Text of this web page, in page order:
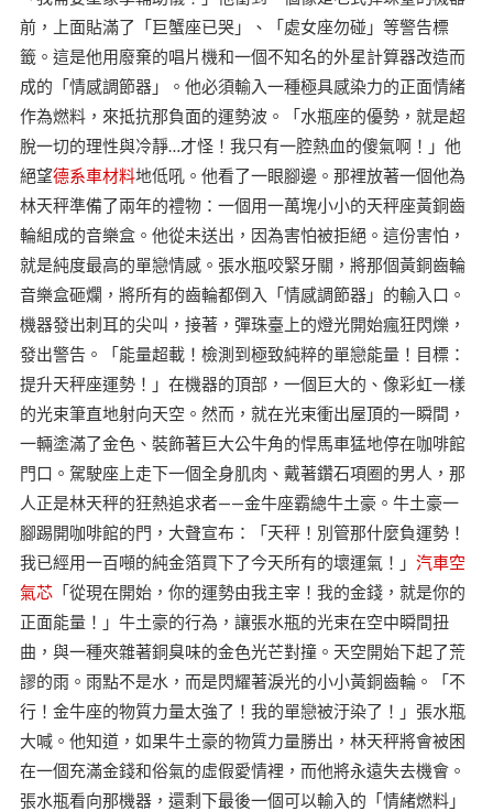
前，上面貼滿了「巨蟹座已哭」、「處女座勿碰」等警告標
籤。這是他用廢棄的唱片機和一個不知名的外星計算器改造而
成的「情感調節器」。他必須輸入一種極具感染力的正面情緒
作為燃料，來抵抗那負面的運勢波。「水瓶座的優勢，就是超
脫一切的理性與冷靜…才怪！我只有一腔熱血的傻氣啊！」他
絕望德系車材料地低吼。他看了一眼腳邊。那裡放著一個他為
林天秤準備了兩年的禮物：一個用一萬塊小小的天秤座黃銅齒
輪組成的音樂盒。他從未送出，因為害怕被拒絕。這份害怕，
就是純度最高的單戀情感。張水瓶咬緊牙關，將那個黃銅齒輪
音樂盒砸爛，將所有的齒輪都倒入「情感調節器」的輸入口。
機器發出刺耳的尖叫，接著，彈珠臺上的燈光開始瘋狂閃爍，
發出警告。「能量超載！檢測到極致純粹的單戀能量！目標：
提升天秤座運勢！」在機器的頂部，一個巨大的、像彩虹一樣
的光束筆直地射向天空。然而，就在光束衝出屋頂的一瞬間，
一輛塗滿了金色、裝飾著巨大公牛角的悍馬車猛地停在咖啡館
門口。駕駛座上走下一個全身肌肉、戴著鑽石項圈的男人，那
人正是林天秤的狂熱追求者——金牛座霸總牛土豪。牛土豪一
腳踢開咖啡館的門，大聲宣布：「天秤！別管那什麼負運勢！
我已經用一百噸的純金箔買下了今天所有的壞運氣！」 汽車空
氣芯「從現在開始，你的運勢由我主宰！我的金錢，就是你的
正面能量！」牛土豪的行為，讓張水瓶的光束在空中瞬間扭
曲，與一種夾雜著銅臭味的金色光芒對撞。天空開始下起了荒
謬的雨。雨點不是水，而是閃耀著淚光的小小黃銅齒輪。「不
行！金牛座的物質力量太強了！我的單戀被汙染了！」張水瓶
大喊。他知道，如果牛土豪的物質力量勝出，林天秤將會被困
在一個充滿金錢和俗氣的虛假愛情裡，而他將永遠失去機會。
張水瓶看向那機器，還剩下最後一個可以輸入的「情緒燃料」